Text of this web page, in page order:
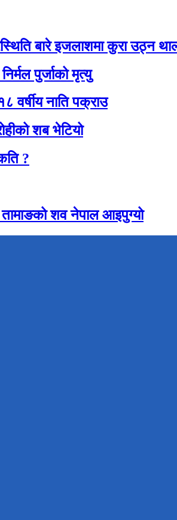
बारे इजलाशमा कुरा उठ्न
पुर्जाको मृत्यु
वर्षीय नाति पक्राउ
शब भेटियो
?
शव नेपाल आइपुग्यो